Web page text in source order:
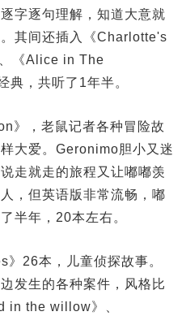
字逐句理解，知道大意就
其间还插入《Charlotte's
《Alice in The
典，共听了1年半。
》，老鼠记者各种冒险故
大爱。Geronimo胆小又迷
走就走的旅程又让嘟嘟羡
，但英语版非常流畅，嘟
半年，20本左右。
26本，儿童侦探故事。
发生的各种案件，风格比
in the willow》、